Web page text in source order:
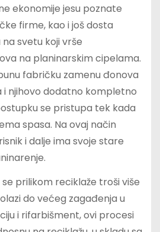
ekonomije jesu poznate
firme, kao i još dosta
svetu koji vrše
na planinarskim cipelama.
fabričku zamenu đonova
njihovo dodatno kompletno
se pristupa tek kada
spasa. Na ovaj način
i dalje ima svoje stare
prilikom reciklaže troši više
do većeg zagađenja u
i rifarbišment, ovi procesi